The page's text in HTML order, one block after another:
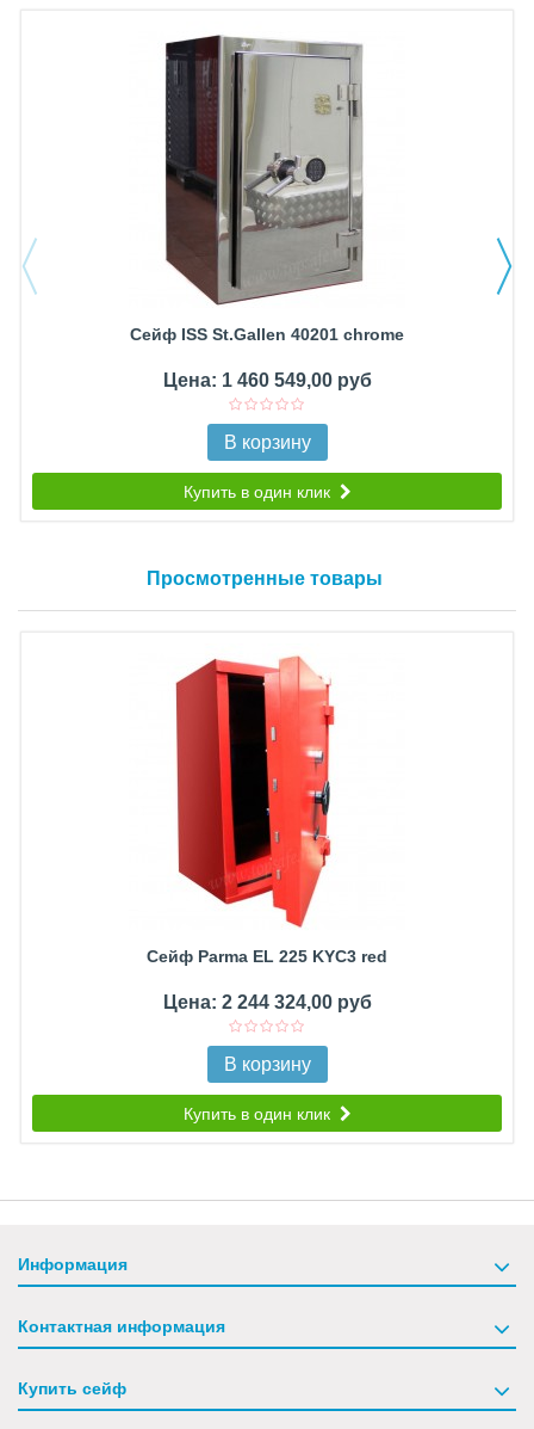
Сейф ISS St.Gallen 40201 chrome
Цена: 1 460 549,00 руб
В корзину
Купить в один клик
Просмотренные товары
Сейф Parma EL 225 KYC3 red
Цена: 2 244 324,00 руб
В корзину
Купить в один клик
Информация
Контактная информация
Купить сейф